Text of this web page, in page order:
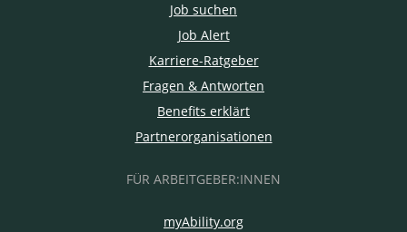
Job suchen
Job Alert
Karriere-Ratgeber
Fragen & Antworten
Benefits erklärt
Partnerorganisationen
FÜR ARBEITGEBER:INNEN
myAbility.org